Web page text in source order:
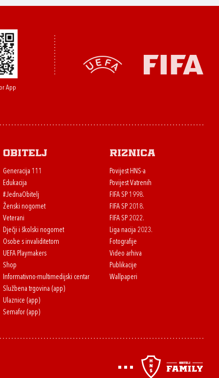
App
Obitelj
Generacija 111
Edukacija
#JednaObitelj
Ženski nogomet
Veterani
Dječji i školski nogomet
Osobe s invaliditetom
UEFA Playmakers
Shop
Informativno-multimedijski centar
Službena trgovina (app)
Ulaznice (app)
Semafor (app)
Riznica
Povijest HNS-a
Povijest Vatrenih
FIFA SP 1998.
FIFA SP 2018.
FIFA SP 2022.
Liga nacija 2023.
Fotografije
Video arhiva
Publikacije
Wallpaperi